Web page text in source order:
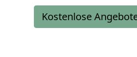
Kostenlose